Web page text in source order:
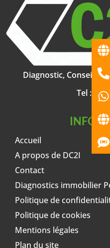
Diagnostic, Conseil &
Tel : 06
Accueil
A propos de DC2I
Contact
Diagnostics immobilier
Politique de
Politique de cookies
Mentions légales
Plan du site